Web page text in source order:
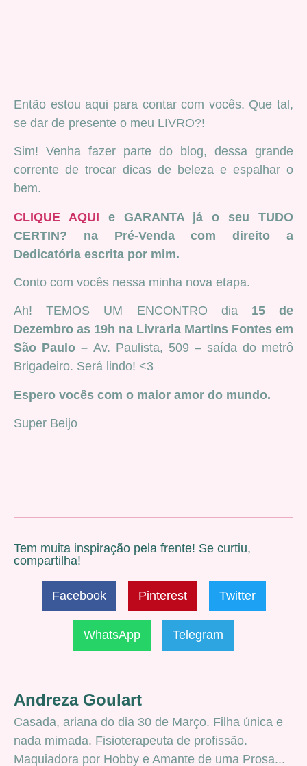
Então estou aqui para contar com vocês. Que tal,
se dar de presente o meu LIVRO?!
Sim! Venha fazer parte do blog, dessa grande
corrente de trocar dicas de beleza e espalhar o
bem.
CLIQUE AQUI e GARANTA já o seu TUDO
CERTIN? na Pré-Venda com direito a
Dedicatória escrita por mim.
Conto com vocês nessa minha nova etapa.
Ah! TEMOS UM ENCONTRO dia 15 de
Dezembro as 19h na Livraria Martins Fontes em
São Paulo – Av. Paulista, 509 – saída do metrô
Brigadeiro. Será lindo! <3
Espero vocês com o maior amor do mundo.
Super Beijo
Tem muita inspiração pela frente! Se curtiu,
compartilha!
Facebook Pinterest Twitter
WhatsApp Telegram
Andreza Goulart
Casada, ariana do dia 30 de Março. Filha única e
nada mimada. Fisioterapeuta de profissão.
Maquiadora por Hobby e Amante de uma Prosa...